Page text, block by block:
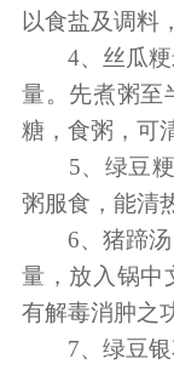
以食盐及调料
4、丝瓜粳
量。先煮粥至
糖，食粥，可
5、绿豆粳
粥服食，能清
6、猪蹄汤
量，放入锅中
有解毒消肿之
7、绿豆银